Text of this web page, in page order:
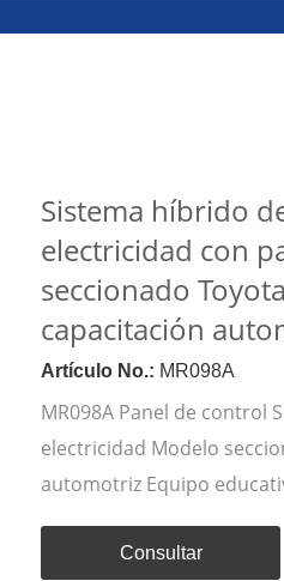
Sistema híbrido
electricidad con
seccionado
capacitación
Artículo No.: MR098A
MR098A Panel de control
electricidad Modelo
automotriz Equipo
Consultar